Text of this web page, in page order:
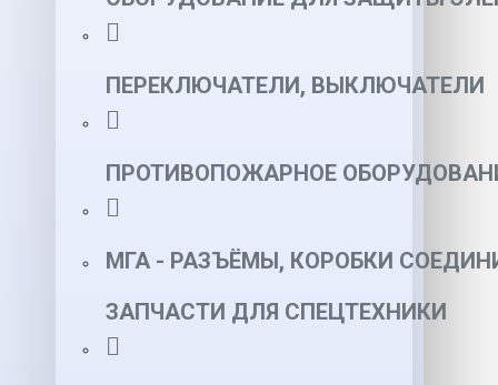
ПЕРЕКЛЮЧАТЕЛИ, ВЫКЛЮЧАТЕЛИ
ПРОТИВОПОЖАРНОЕ
МГА - РАЗЪЁМЫ, КОРОБКИ
ЗАПЧАСТИ ДЛЯ СПЕЦТЕХНИКИ